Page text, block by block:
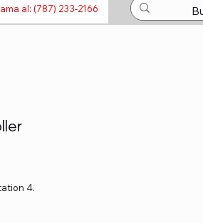
Bluetooth Laptops Recargas
al: (787) 233-2166
4.